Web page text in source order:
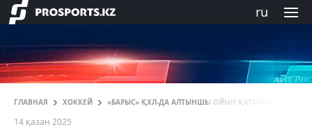
ru
ГЛАВНАЯ ХОККЕЙ «БАРЫС» ҚХЛ-ДА АЛТЫНШЫ ОЙЫН ҚАТАРЫНАН
14 қазан 2025